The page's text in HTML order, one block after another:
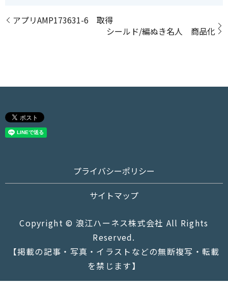
アプリAMP173631-6 取得
シールド/編ぬき名人 商品化
プライバシーポリシー
サイトマップ
Copyright © 浪江ハーネス株式会社 All Rights
Reserved.
【掲載の記事・写真・イラストなどの無断複写・転載
を禁じます】